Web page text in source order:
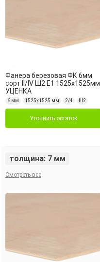
Фанера березовая ФК 6мм
сорт II/IV Ш2 Е1 1525х1525мм
УЦЕНКА
6 мм 1525х1525 мм 2/4 Ш2
Уточнить остаток
толщина: 7 мм
Смотреть все